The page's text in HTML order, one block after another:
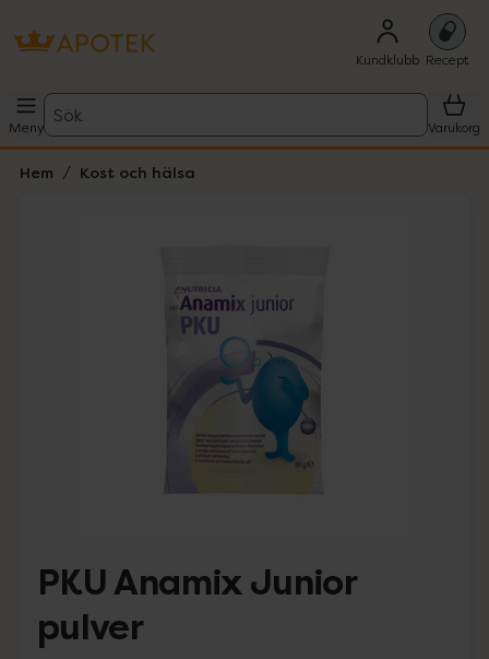
Kundklubb Recept
Meny
Sök
Varukorg
Hem Kost och hälsa
PKU Anamix Junior
pulver